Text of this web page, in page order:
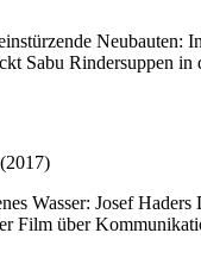
Neubauten:
Sabu Rindersuppen in
Wasser: Josef Haders
Film über